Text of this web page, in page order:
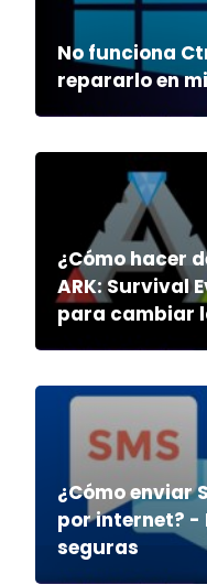
No funciona
repararlo en
¿Cómo hacer
ARK: Survival
para cambiar
¿Cómo enviar
por internet?
seguras